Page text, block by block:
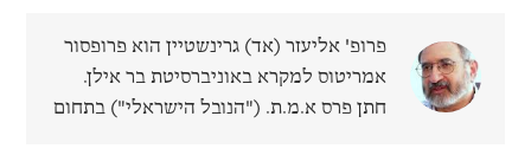
פרופ' אליעזר (אד) גרינשטיין הוא פרופסור
אמריטוס למקרא באוניברסיטת בר אילן.
חתן פרס א.מ.ת. ("הנובל הישראלי") בתחום